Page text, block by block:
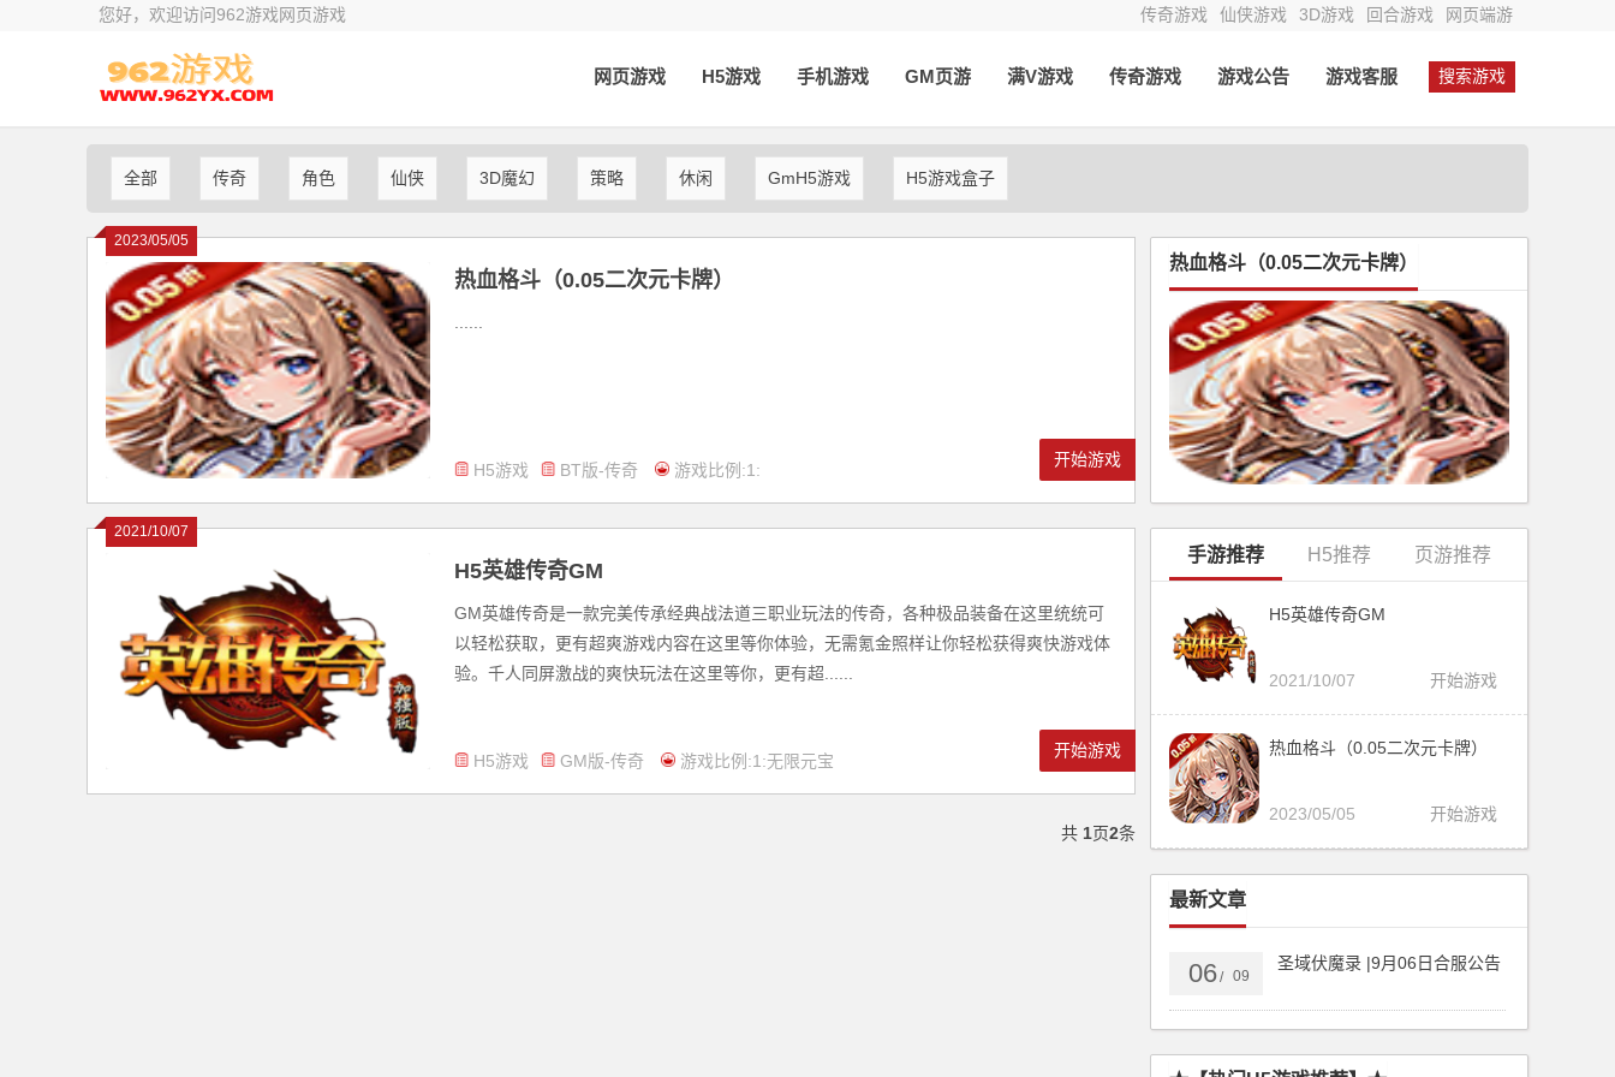
您好，欢迎访问962游戏网页游戏 传奇游戏 仙侠游戏 3D游戏 回合游戏 网页端游
搜索游戏
网页游戏 H5游戏 手机游戏 GM页游 满V游戏 传奇游戏 游戏公告 游戏客服
全部 传奇 角色 仙侠 3D魔幻 策略 休闲 GmH5游戏 H5游戏盒子
2023/05/05
热血格斗（0.05二次元卡牌）
H5游戏 BT版-传奇 游戏比例:1:
开始游戏
2021/10/07
H5英雄传奇GM
GM英雄传奇是一款完美传承经典战法道三职业玩法的传奇，各种极品装备在这里统统可
以轻松获取，更有超爽游戏内容在这里等你体验，无需氪金照样让你轻松获得爽快游戏体
验。千人同屏激战的爽快玩法在这里等你，更有超......
H5游戏 GM版-传奇 游戏比例:1:无限元宝
开始游戏
共 1页2条
热血格斗（0.05二次元卡牌）
手游推荐 H5推荐 页游推荐
H5英雄传奇GM
开始游戏
2021/10/07
热血格斗（0.05二次元卡牌）
开始游戏
2023/05/05
最新文章
06/ 09
圣域伏魔录 |9月06日合服公告